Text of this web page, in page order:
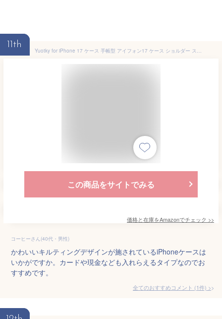
11th
Yuotky for iPhone 17 ケース 手帳型 アイフォン17 ケース ショルダー スマホケース iphone 17 カバー ひし形柄 いphone17 ケース 人気 女性 肩掛け カード収納 ジップ付き財布 横置き機能 シンプル お洒落 携帯カバー(パールホワイト)
この商品をサイトでみる
価格と在庫をAmazonでチェック >>
コーヒーさん(40代・男性)
かわいいキルティングデザインが施されているiPhoneケースは
いかがですか。カードや現金なども入れらえるタイプなのでお
すすめです。
全てのおすすめコメント (1件) >